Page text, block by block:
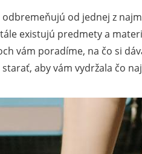
od jednej z
existujú predmety a
vám poradíme, na čo si
aby vám vydržala čo